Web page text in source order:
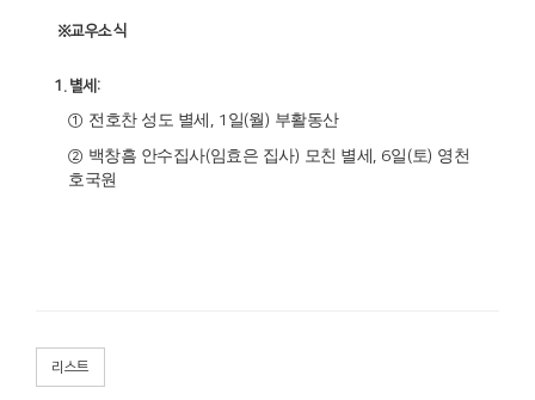
※교우소식
1. 별세 :
① 전호찬 성도 별세 , 1 일(월) 부활동산
② 백창흠 안수집사(임효은 집사) 모친 별세, 6일 (토) 영천
호국원
리스트